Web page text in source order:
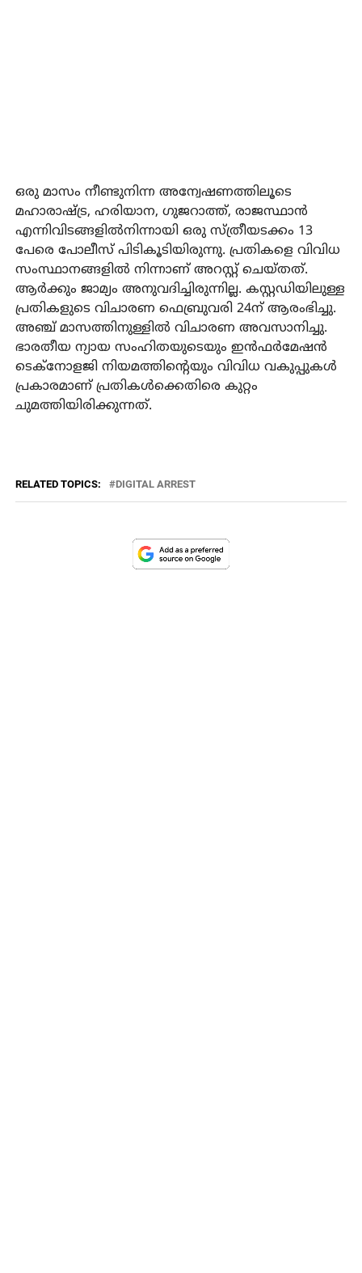
ഒരു മാസം നീണ്ടുനിന്ന അന്വേഷണത്തിലൂടെ
മഹാരാഷ്ട്ര, ഹരിയാന, ഗുജറാത്ത്, രാജസ്ഥാന്‍
എന്നിവിടങ്ങളില്‍നിന്നായി ഒരു സ്ത്രീയടക്കം 13
പേരെ പോലീസ് പിടികൂടിയിരുന്നു. പ്രതികളെ വിവിധ
സംസ്ഥാനങ്ങളില്‍ നിന്നാണ് അറസ്റ്റ് ചെയ്തത്.
ആര്‍ക്കും ജാമ്യം അനുവദിച്ചിരുന്നില്ല. കസ്റ്റഡിയിലുള്ള
പ്രതികളുടെ വിചാരണ ഫെബ്രുവരി 24ന് ആരംഭിച്ചു.
അഞ്ച് മാസത്തിനുള്ളില്‍ വിചാരണ അവസാനിച്ചു.
ഭാരതീയ ന്യായ സംഹിതയുടെയും ഇന്‍ഫര്‍മേഷന്‍
ടെക്‌നോളജി നിയമത്തിന്റെയും വിവിധ വകുപ്പുകള്‍
പ്രകാരമാണ് പ്രതികള്‍ക്കെതിരെ കുറ്റം
ചുമത്തിയിരിക്കുന്നത്.
RELATED TOPICS: DIGITAL ARREST